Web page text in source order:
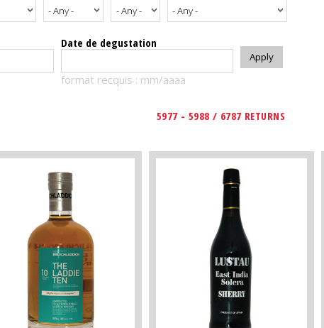
Date de degustation
format recquis : mm/aaaa
5977 - 5988 / 6787 RETURNS